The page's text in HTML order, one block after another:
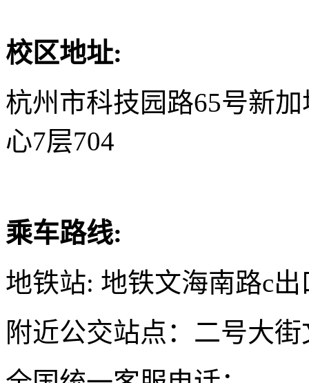
校区地址:
杭州市科技园路65号新
心7层704
乘车路线:
地铁站: 地铁文海南路c出
附近公交站点：二号大